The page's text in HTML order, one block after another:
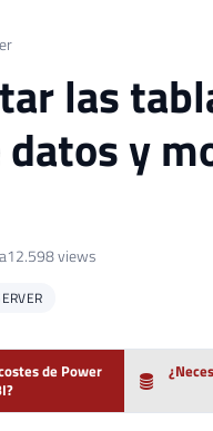
las
y
12.598 views
de Power